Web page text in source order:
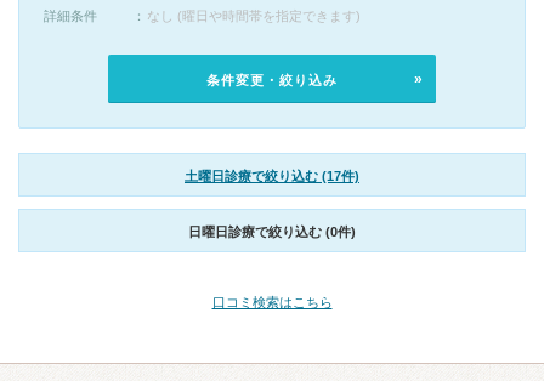
詳細条件
なし (曜日や時間帯を指定できます)
条件変更・絞り込み
土曜日診療で絞り込む (17件)
日曜日診療で絞り込む (0件)
口コミ検索はこちら